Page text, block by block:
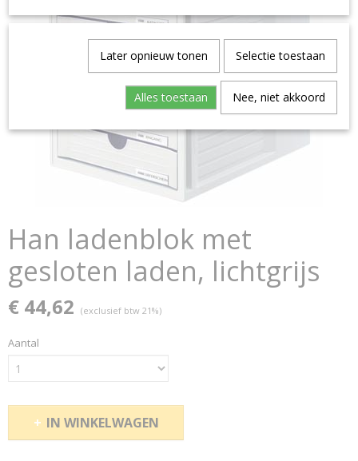
Han ladenblok met
gesloten laden, lichtgrijs
€ 44,62 (exclusief btw 21%)
Aantal
IN WINKELWAGEN
Later opnieuw tonen Selectie toestaan
Alles toestaan Nee, niet akkoord